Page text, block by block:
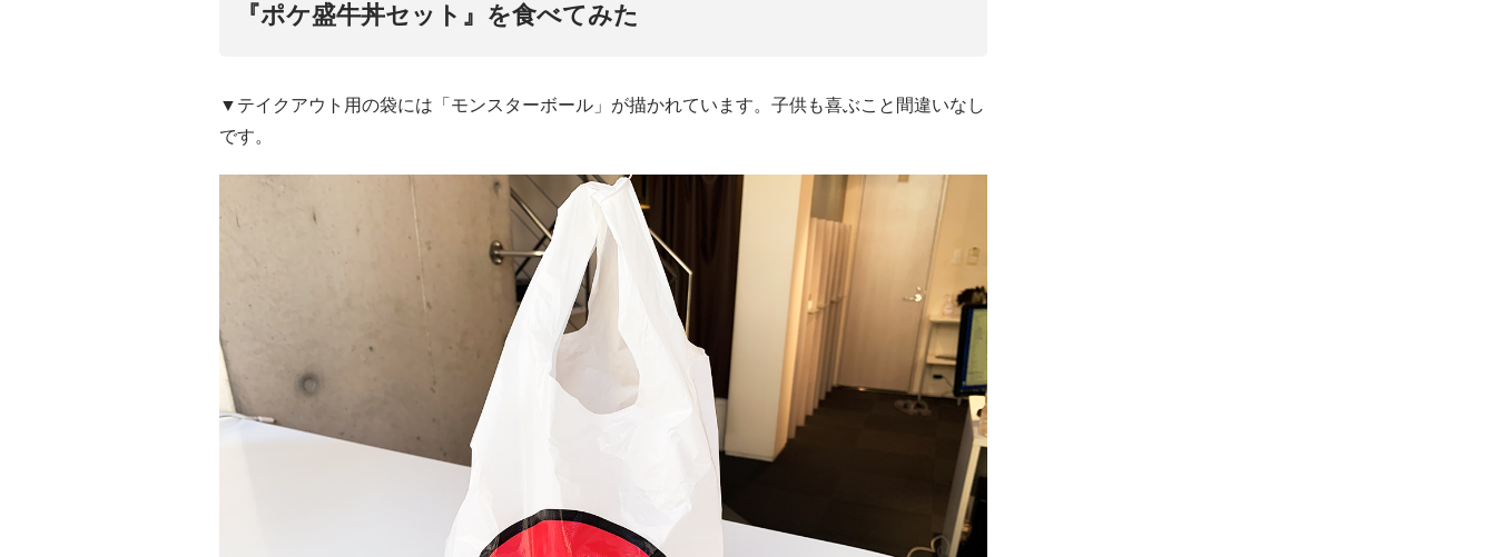
『ポケ盛牛丼セット』を食べてみた
▼テイクアウト用の袋には「モンスターボール」が描かれています。子供も喜ぶこと間違いなし
です。